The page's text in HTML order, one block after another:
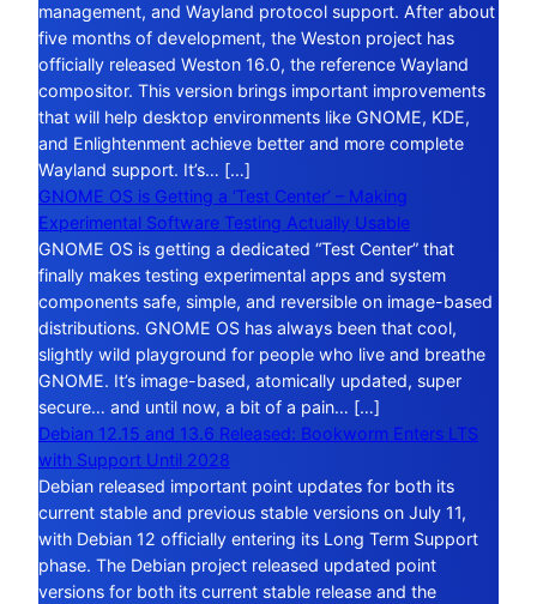
management, and Wayland protocol support. After about
five months of development, the Weston project has
officially released Weston 16.0, the reference Wayland
compositor. This version brings important improvements
that will help desktop environments like GNOME, KDE,
and Enlightenment achieve better and more complete
Wayland support. It’s… […]
GNOME OS is Getting a ‘Test Center’ – Making
Experimental Software Testing Actually Usable
GNOME OS is getting a dedicated “Test Center” that
finally makes testing experimental apps and system
components safe, simple, and reversible on image-based
distributions. GNOME OS has always been that cool,
slightly wild playground for people who live and breathe
GNOME. It’s image-based, atomically updated, super
secure… and until now, a bit of a pain… […]
Debian 12.15 and 13.6 Released: Bookworm Enters LTS
with Support Until 2028
Debian released important point updates for both its
current stable and previous stable versions on July 11,
with Debian 12 officially entering its Long Term Support
phase. The Debian project released updated point
versions for both its current stable release and the